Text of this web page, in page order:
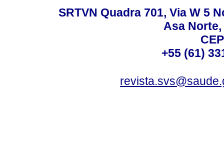
SRTVN Quadra 701, Via W 5
Asa
+55 (61)